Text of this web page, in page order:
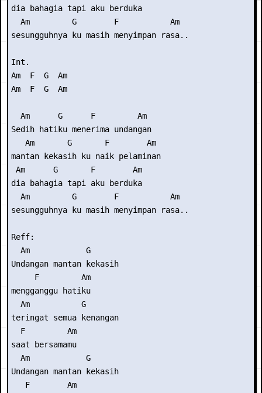
dia bahagia tapi aku berduka
  Am         G        F           Am
sesungguhnya ku masih menyimpan rasa..
Int.
Am  F  G  Am
Am  F  G  Am
  Am      G      F         Am
Sedih hatiku menerima undangan
   Am       G       F        Am
mantan kekasih ku naik pelaminan
Am      G       F        Am
dia bahagia tapi aku berduka
  Am         G        F           Am
sesungguhnya ku masih menyimpan rasa..
Reff:
  Am            G
Undangan mantan kekasih
     F         Am
mengganggu hatiku
  Am           G
teringat semua kenangan
  F         Am
saat bersamamu
  Am            G
Undangan mantan kekasih
   F        Am